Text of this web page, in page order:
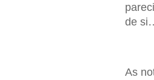
de
As